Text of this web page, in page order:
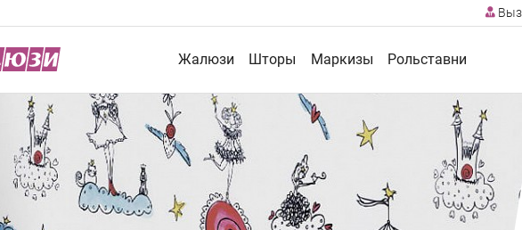
Жалюзи Шторы Маркизы Рольставни